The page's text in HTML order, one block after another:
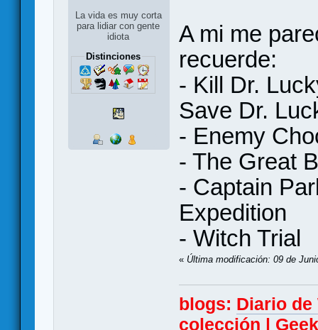
La vida es muy corta
para lidiar con gente
idiota
Distinciones
A mi me
recuerde:
- Kill Dr.
Save Dr.
- Enemy
- The Great
- Captain
Expedition
- Witch Trial
« Última modificación: 09 de
blogs: Diario
colección |